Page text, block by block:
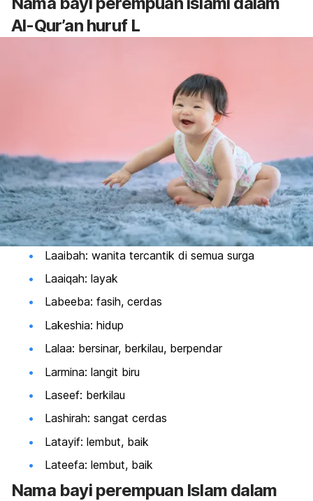
Al-Qur’an huruf L
Laaibah: wanita tercantik di semua surga
Laaiqah: layak
Labeeba: fasih, cerdas
Lakeshia: hidup
Lalaa: bersinar, berkilau, berpendar
Larmina: langit biru
Laseef: berkilau
Lashirah: sangat cerdas
Latayif: lembut, baik
Lateefa: lembut, baik
Nama bayi perempuan Islam dalam